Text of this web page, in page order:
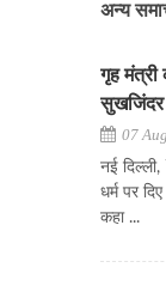
अन्य
गृह
सुखजिंदर
07
नई
धर्म पर
कहा ...